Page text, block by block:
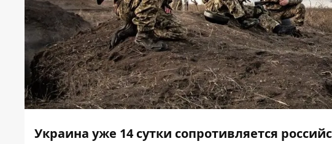
Украина уже 14 сутки сопротивляется